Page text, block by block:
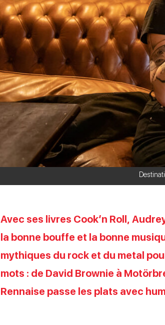
Avec ses livres Cook’n Roll,
la bonne bouffe et la bonne
mythiques du rock et du metal
mots : de David Brownie à
Rennaise passe les plats avec